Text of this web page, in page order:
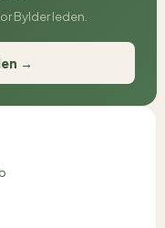
Bylder leden.
→